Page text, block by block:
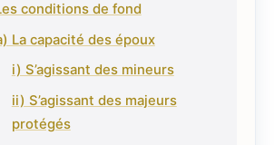
conditions de fond
La capacité des époux
i) S’agissant des mineurs
ii) S’agissant des majeurs
protégés